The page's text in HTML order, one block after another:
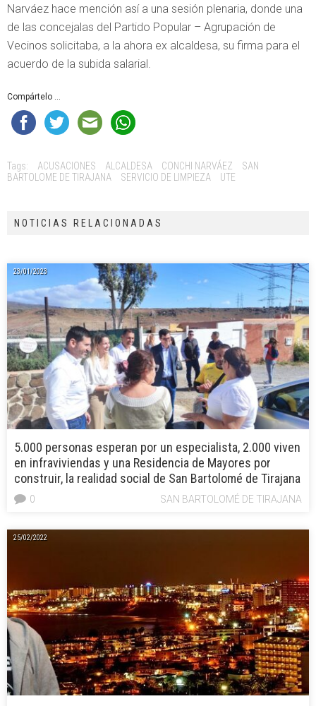
Narváez hace mención así a una sesión plenaria, donde una
de las concejalas del Partido Popular – Agrupación de
Vecinos solicitaba, a la ahora ex alcaldesa, su firma para el
acuerdo de la subida salarial.
Compártelo ...
Tags: ACUSACIONES ALCALDESA CONCHI NARVÁEZ
SAN
BARTOLOME DE TIRAJANA
SERVICIO DE LIMPIEZA UTE
NOTICIAS RELACIONADAS
23/01/2023
5.000 personas esperan por un especialista, 2.000 viven
en infraviviendas y una Residencia de Mayores por
construir, la realidad social de San Bartolomé de Tirajana
SAN BARTOLOMÉ DE TIRAJANA
0
25/02/2022